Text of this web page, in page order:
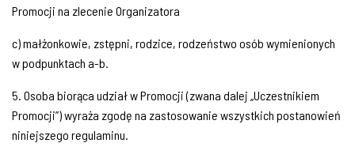
Promocji na zlecenie Organizatora
c) małżonkowie, zstępni, rodzice, rodzeństwo osób wymienionych
w podpunktach a-b.
5. Osoba biorąca udział w Promocji (zwana dalej „Uczestnikiem
Promocji”) wyraża zgodę na zastosowanie wszystkich postanowień
niniejszego regulaminu.